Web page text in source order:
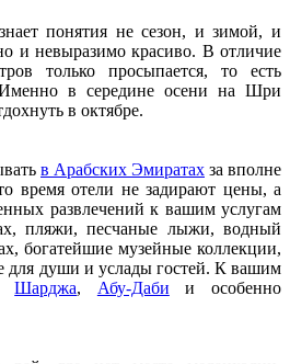
понятия не сезон, и зимой, и
и невыразимо красиво. В отличие
только просыпается, то есть
Именно в середине осени на Шри
в октябре.
в Арабских Эмиратах за вполне
время отели не задирают цены, а
развлечений к вашим услугам
пляжи, песчаные лыжи, водный
богатейшие музейные коллекции,
для души и услады гостей. К вашим
Шарджа, Абу-Даби и особенно